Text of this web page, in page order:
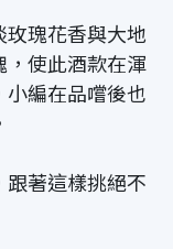
玫瑰花香與大地
，使此酒款在渾
小編在品嚐後也
著這樣挑絕不